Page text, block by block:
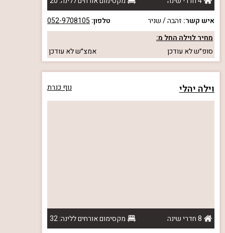
איש קשר: זהבה / שניר טלפון: 052-9708105
מחיר לוילה החל מ:
סופ״שלא עודכן אמצ״שלא עודכן
וילה יהלי נוף כנרת
8 חדרי שינה
מקסימום אורחים ללינה: 32